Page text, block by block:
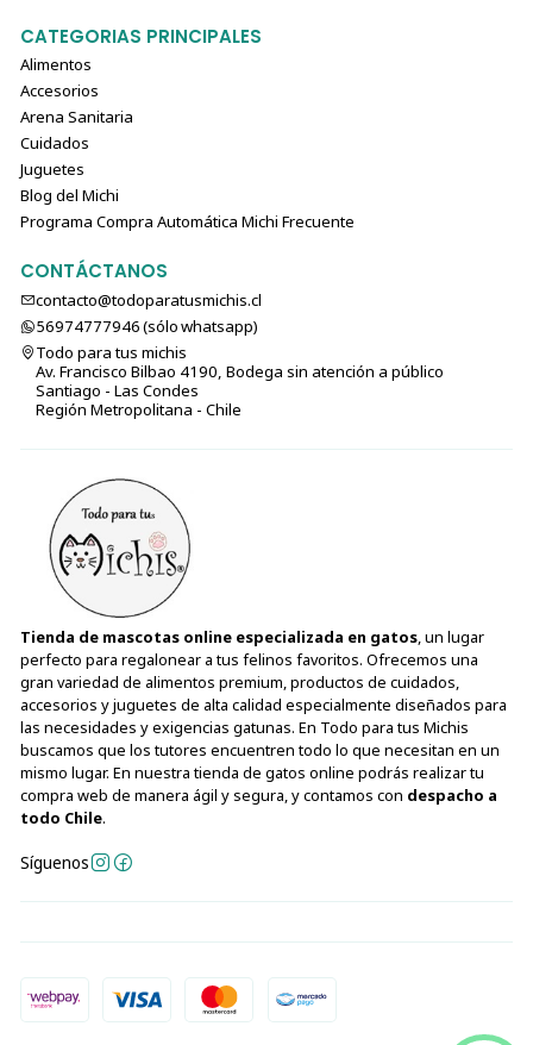
CATEGORIAS PRINCIPALES
Alimentos
Accesorios
Arena Sanitaria
Cuidados
Juguetes
Blog del Michi
Programa Compra Automática Michi Frecuente
CONTÁCTANOS
contacto@todoparatusmichis.cl
56974777946 (sólo⁣⁣⁣⁣⁣​​​​​​​​​​​​​​​ whatsapp)
Todo para tus michis
Av. Francisco Bilbao 4190, Bodega sin atención a público
Santiago - Las Condes
Región Metropolitana - Chile
Tienda de mascotas online especializada en gatos, un lugar
perfecto para regalonear a tus felinos favoritos. Ofrecemos una
gran variedad de alimentos premium, productos de cuidados,
accesorios y juguetes de alta calidad especialmente diseñados para
las necesidades y exigencias gatunas. En Todo para tus Michis
buscamos que los tutores encuentren todo lo que necesitan en un
mismo lugar. En nuestra tienda de gatos online podrás realizar tu
compra web de manera ágil y segura, y contamos con despacho a
todo Chile.
Síguenos